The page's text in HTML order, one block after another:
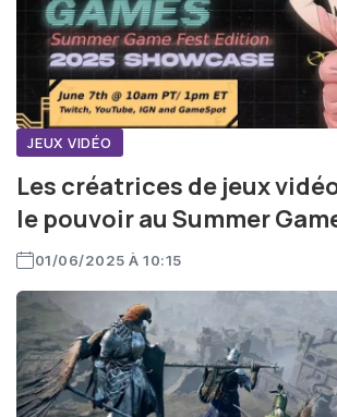
JEUX VIDÉO
Les créatrices de jeux
le pouvoir au Summer
01/06/2025 À 10:15